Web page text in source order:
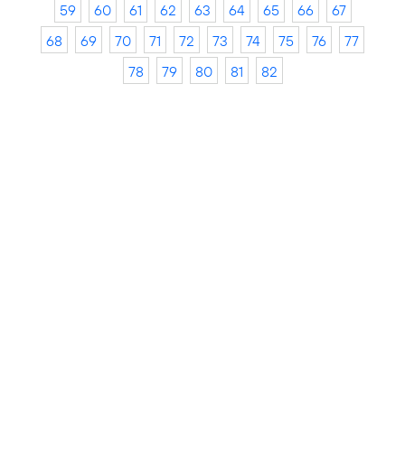
59
60 61 62 63 64 65 66
67
68
69 70 71 72 73 74 75 76
77
78
79 80 81 82